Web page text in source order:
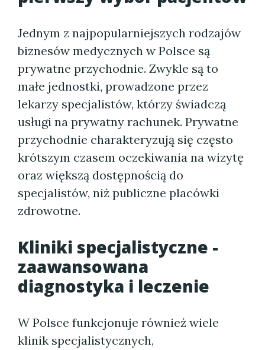
Jednym z najpopularniejszych rodzajów
biznesów medycznych w Polsce są
prywatne przychodnie. Zwykle są to
małe jednostki, prowadzone przez
lekarzy specjalistów, którzy świadczą
usługi na prywatny rachunek. Prywatne
przychodnie charakteryzują się często
krótszym czasem oczekiwania na wizytę
oraz większą dostępnością do
specjalistów, niż publiczne placówki
zdrowotne.
Kliniki specjalistyczne -
zaawansowana
diagnostyka i leczenie
W Polsce funkcjonuje również wiele
klinik specjalistycznych,